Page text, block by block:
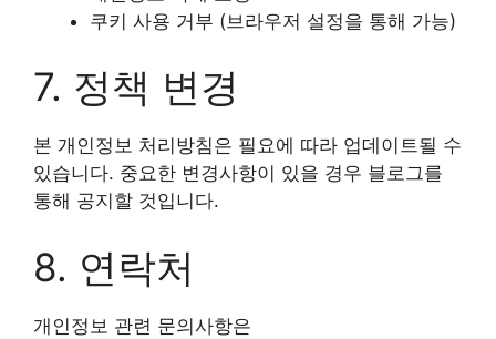
쿠키 사용 거부 (브라우저 설정을 통해 가능)
7. 정책 변경
본 개인정보 처리방침은 필요에 따라 업데이트될 수
있습니다. 중요한 변경사항이 있을 경우 블로그를
통해 공지할 것입니다.
8. 연락처
개인정보 관련 문의사항은